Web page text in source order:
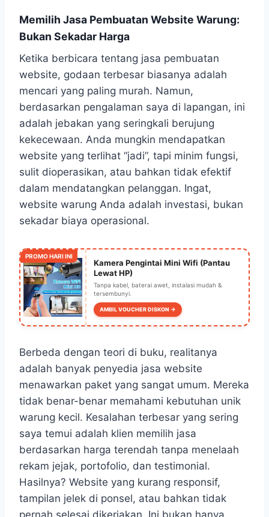
Memilih Jasa Pembuatan Website Warung:
Bukan Sekadar Harga
Ketika berbicara tentang jasa pembuatan
website, godaan terbesar biasanya adalah
mencari yang paling murah. Namun,
berdasarkan pengalaman saya di lapangan, ini
adalah jebakan yang seringkali berujung
kekecewaan. Anda mungkin mendapatkan
website yang terlihat “jadi”, tapi minim fungsi,
sulit dioperasikan, atau bahkan tidak efektif
dalam mendatangkan pelanggan. Ingat,
website warung Anda adalah investasi, bukan
sekadar biaya operasional.
PROMO HARI INI
Kamera Pengintai Mini Wifi (Pantau
Lewat HP)
Tanpa kabel, baterai awet, instalasi mudah &
tersembunyi.
AMBIL VOUCHER DISKON →
Berbeda dengan teori di buku, realitanya
adalah banyak penyedia jasa website
menawarkan paket yang sangat umum. Mereka
tidak benar-benar memahami kebutuhan unik
warung kecil. Kesalahan terbesar yang sering
saya temui adalah klien memilih jasa
berdasarkan harga terendah tanpa menelaah
rekam jejak, portofolio, dan testimonial.
Hasilnya? Website yang kurang responsif,
tampilan jelek di ponsel, atau bahkan tidak
pernah selesai dikerjakan. Ini bukan hanya